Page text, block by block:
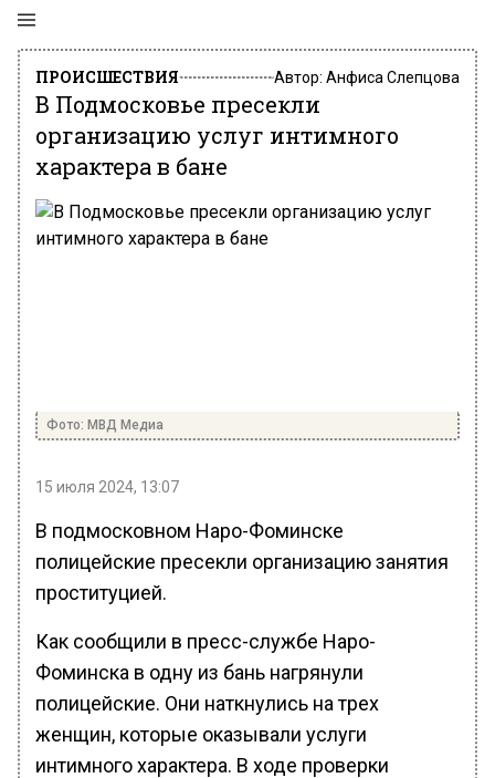
ПРОИСШЕСТВИЯ Автор: Анфиса Слепцова
В Подмосковье пресекли
организацию услуг интимного
характера в бане
Фото: МВД Медиа
15 июля 2024, 13:07
В подмосковном Наро-Фоминске
полицейские пресекли организацию занятия
проституцией.
Как сообщили в пресс-службе Наро-
Фоминска в одну из бань нагрянули
полицейские. Они наткнулись на трех
женщин, которые оказывали услуги
интимного характера. В ходе проверки